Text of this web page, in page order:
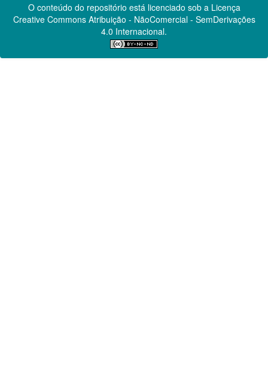
O conteúdo do repositório está licenciado sob a Licença
Creative CommonsAtribuição - NãoComercial - SemDerivações
4.0 Internacional.